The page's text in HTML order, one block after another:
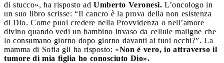
di stucco», ha risposto ad Umberto Veronesi. L’oncologo in
un suo libro scrisse: “Il cancro è la prova della non esistenza
di Dio. Come puoi credere nella Provvidenza o nell’amore
divino quando vedi un bambino invaso da cellule maligne che
lo consumano giorno dopo giorno davanti ai tuoi occhi?”. La
mamma di Sofia gli ha risposto: «Non è vero, io attraverso il
tumore di mia figlia ho conosciuto Dio».